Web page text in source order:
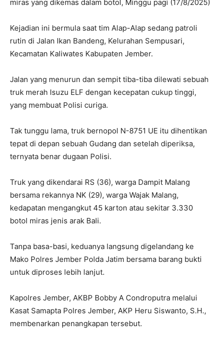
miras yang dikemas dalam botol, Minggu pagi (17/8/2025)
Kejadian ini bermula saat tim Alap-Alap sedang patroli
rutin di Jalan Ikan Bandeng, Kelurahan Sempusari,
Kecamatan Kaliwates Kabupaten Jember.
Jalan yang menurun dan sempit tiba-tiba dilewati sebuah
truk merah Isuzu ELF dengan kecepatan cukup tinggi,
yang membuat Polisi curiga.
Tak tunggu lama, truk bernopol N-8751 UE itu dihentikan
tepat di depan sebuah Gudang dan setelah diperiksa,
ternyata benar dugaan Polisi.
Truk yang dikendarai RS (36), warga Dampit Malang
bersama rekannya NK (29), warga Wajak Malang,
kedapatan mengangkut 45 karton atau sekitar 3.330
botol miras jenis arak Bali.
Tanpa basa-basi, keduanya langsung digelandang ke
Mako Polres Jember Polda Jatim bersama barang bukti
untuk diproses lebih lanjut.
Kapolres Jember, AKBP Bobby A Condroputra melalui
Kasat Samapta Polres Jember, AKP Heru Siswanto, S.H.,
membenarkan penangkapan tersebut.